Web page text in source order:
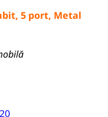
5 port, Metal